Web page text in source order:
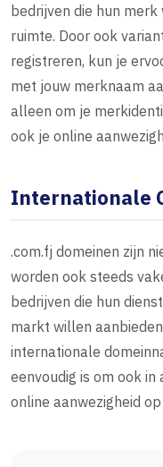
bedrijven die hun
ruimte. Door ook
registreren, kun je
met jouw merknaam
alleen om je
ook je online
Internationale
.com.fj domeinen zijn
worden ook steeds
bedrijven die hun
markt willen
internationale
eenvoudig is om ook
online aanwezigheid